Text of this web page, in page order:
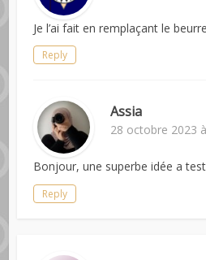
Je l’ai fait en remplaçant le
Reply
Assia
28 octobre 2023
Bonjour, une superbe idée a
Reply